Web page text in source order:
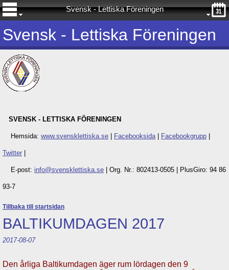
Svensk - Lettiska Föreningen
Svensk - Lettiska Föreningen
SVENSK - LETTISKA FÖRENINGEN
Hemsida: www.svensklettiska.se Facebooksida| Facebookgrupp
Twitter
E-post: info@svensklettiska.se Org. Nr.: 802413-0505 | PlusGiro: 94 86
93-7
Tillbaka till startsidan
BALTIKUMDAGEN 2017
2017-08-07
Den årliga Baltikumdagen äger rum lördagen den 9